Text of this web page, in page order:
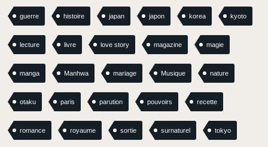
guerre histoire japan japon korea kyoto
lecture livre love story magazine magie
manga Manhwa mariage Musique nature
otaku paris parution pouvoirs recette
romance royaume sortie surnaturel tokyo